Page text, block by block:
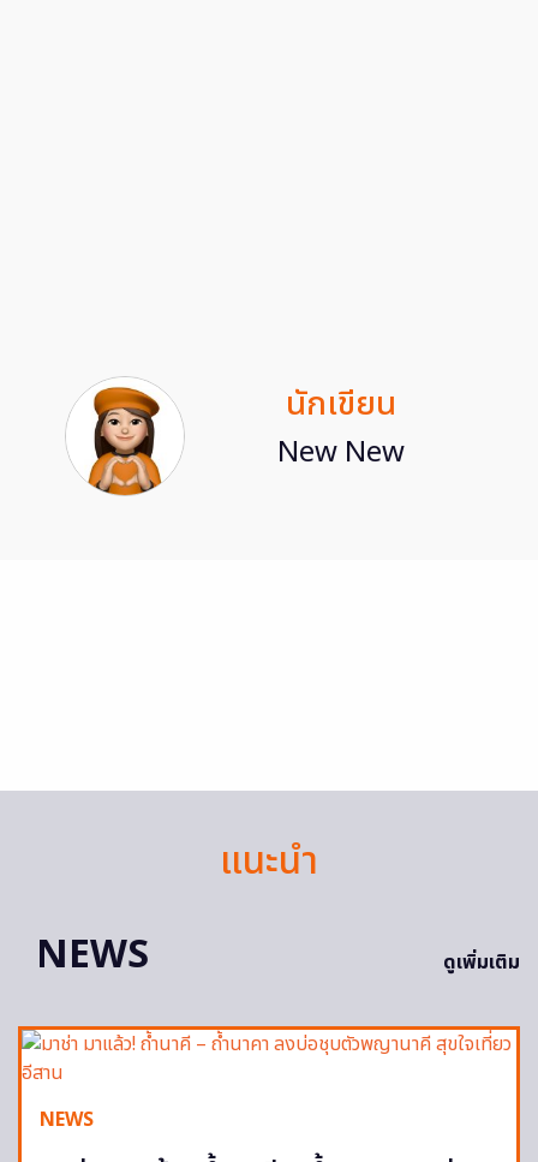
นักเขียน
New New
แนะนำ
NEWS
ดูเพิ่มเติม
NEWS